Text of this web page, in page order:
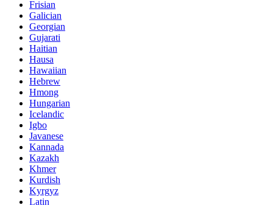
Frisian
Galician
Georgian
Gujarati
Haitian
Hausa
Hawaiian
Hebrew
Hmong
Hungarian
Icelandic
Igbo
Javanese
Kannada
Kazakh
Khmer
Kurdish
Kyrgyz
Latin